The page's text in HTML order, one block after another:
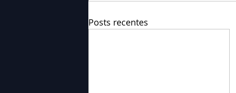
Posts recentes